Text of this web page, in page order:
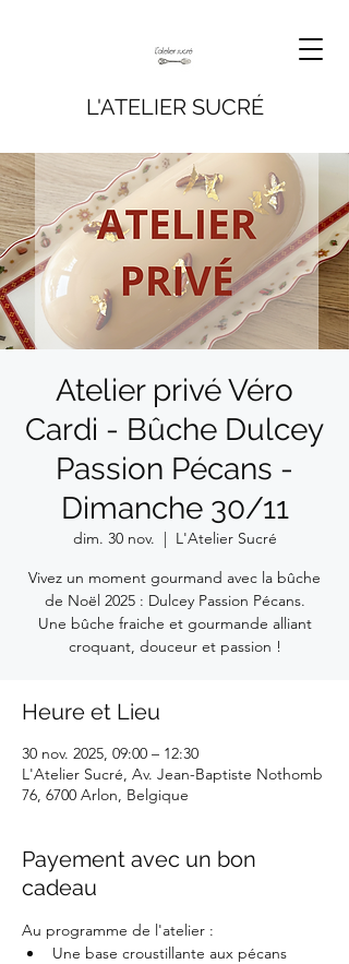
L'ATELIER SUCRÉ
Atelier privé Véro
Cardi - Bûche Dulcey
Passion Pécans -
Dimanche 30/11
dim. 30 nov.
  |
L'Atelier Sucré
Vivez un moment gourmand avec la bûche
de Noël 2025 : Dulcey Passion Pécans.
Une bûche fraiche et gourmande alliant
croquant, douceur et passion !
Heure et Lieu
30 nov. 2025, 09:00 – 12:30
L'Atelier Sucré, Av. Jean-Baptiste Nothomb
76, 6700 Arlon, Belgique
Payement avec un bon
cadeau
Au programme de l'atelier :
Une base croustillante aux pécans